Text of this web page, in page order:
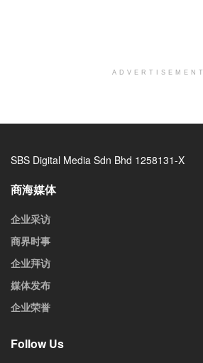
ADVERTISEMENT
SBS Digital Media Sdn Bhd 1258131-X
商海媒体
企业采访
商界时事
企业拜访
媒体发布
企业荣誉
Follow Us